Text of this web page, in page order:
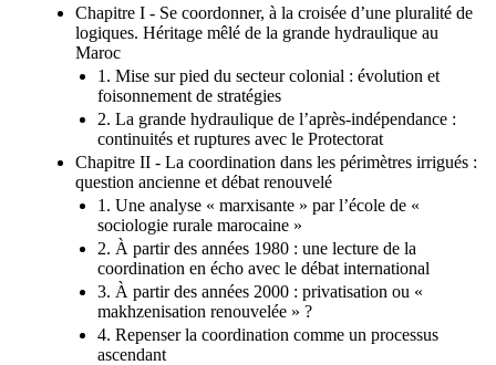
Chapitre I - Se coordonner, à la croisée d’une pluralité de
logiques. Héritage mêlé de la grande hydraulique au
Maroc
1. Mise sur pied du secteur colonial : évolution et
foisonnement de stratégies
2. La grande hydraulique de l’après-indépendance :
continuités et ruptures avec le Protectorat
Chapitre II - La coordination dans les périmètres irrigués :
question ancienne et débat renouvelé
1. Une analyse « marxisante » par l’école de «
sociologie rurale marocaine »
2. À partir des années 1980 : une lecture de la
coordination en écho avec le débat international
3. À partir des années 2000 : privatisation ou «
makhzenisation renouvelée » ?
4. Repenser la coordination comme un processus
ascendant